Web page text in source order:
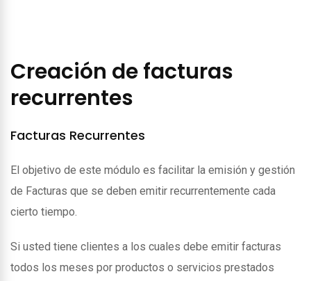
Creación de facturas
recurrentes
Facturas Recurrentes
El objetivo de este módulo es facilitar la emisión y gestión
de Facturas que se deben emitir recurrentemente cada
cierto tiempo.
Si usted tiene clientes a los cuales debe emitir facturas
todos los meses por productos o servicios prestados